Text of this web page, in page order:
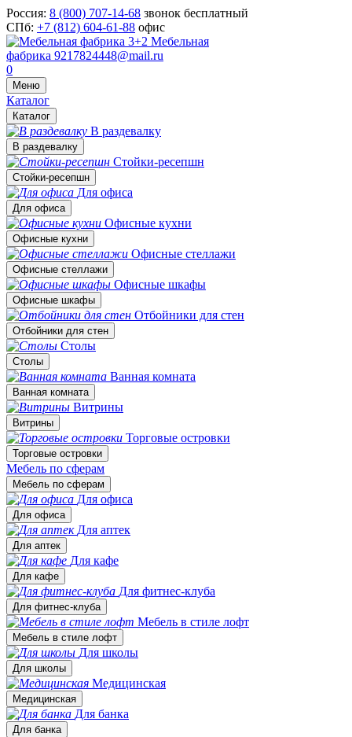
Россия: 8 (800) 707-14-68 звонок бесплатный
СПб: +7 (812) 604-61-88 офис
Мебельная
фабрика 9217824448@mail.ru
0
Меню
Каталог
Каталог
В раздевалку
В раздевалку
Стойки-ресепшн
Стойки-ресепшн
Для офиса
Для офиса
Офисные кухни
Офисные кухни
Офисные стеллажи
Офисные стеллажи
Офисные шкафы
Офисные шкафы
Отбойники для стен
Отбойники для стен
Столы
Столы
Ванная комната
Ванная комната
Витрины
Витрины
Торговые островки
Торговые островки
Мебель по сферам
Мебель по сферам
Для офиса
Для офиса
Для аптек
Для аптек
Для кафе
Для кафе
Для фитнес-клуба
Для фитнес-клуба
Мебель в стиле лофт
Мебель в стиле лофт
Для школы
Для школы
Медицинская
Медицинская
Для банка
Для банка